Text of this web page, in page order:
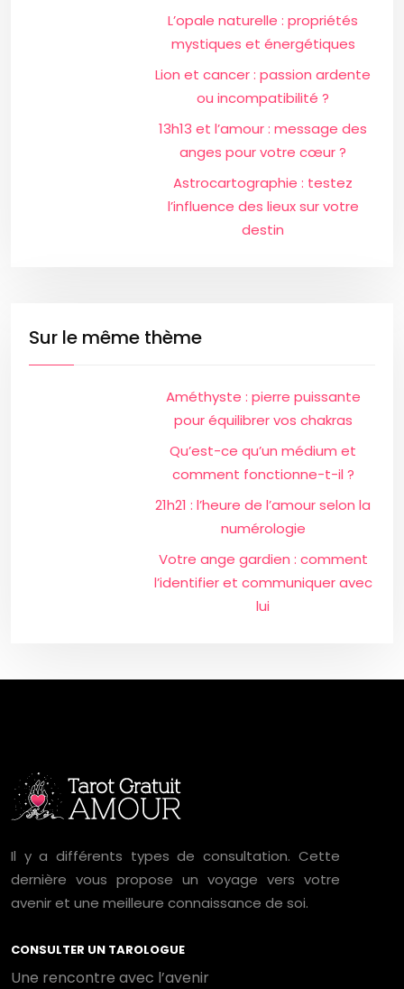
L’opale naturelle : propriétés
mystiques et énergétiques
Lion et cancer : passion ardente
ou incompatibilité ?
13h13 et l’amour : message des
anges pour votre cœur ?
Astrocartographie : testez
l’influence des lieux sur votre
destin
Sur le même thème
Améthyste : pierre puissante
pour équilibrer vos chakras
Qu’est-ce qu’un médium et
comment fonctionne-t-il ?
21h21 : l’heure de l’amour selon la
numérologie
Votre ange gardien : comment
l’identifier et communiquer avec
lui
Il y a différents types de consultation. Cette
dernière vous propose un voyage vers votre
avenir et une meilleure connaissance de soi.
CONSULTER UN TAROLOGUE
Une rencontre avec l’avenir